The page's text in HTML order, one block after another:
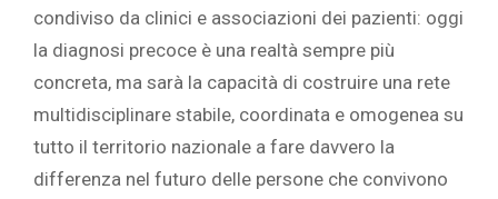
condiviso da clinici e associazioni dei pazienti: oggi
la diagnosi precoce è una realtà sempre più
concreta, ma sarà la capacità di costruire una rete
multidisciplinare stabile, coordinata e omogenea su
tutto il territorio nazionale a fare davvero la
differenza nel futuro delle persone che convivono